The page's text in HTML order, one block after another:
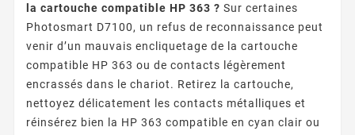
la cartouche compatible HP 363 ? Sur certaines
Photosmart D7100, un refus de reconnaissance peut
venir d’un mauvais encliquetage de la cartouche
compatible HP 363 ou de contacts légèrement
encrassés dans le chariot. Retirez la cartouche,
nettoyez délicatement les contacts métalliques et
réinsérez bien la HP 363 compatible en cyan clair ou